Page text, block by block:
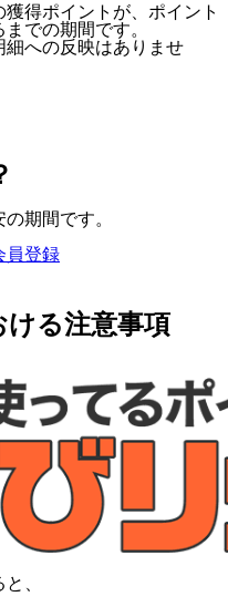
得ポイントが、ポイント
での期間です。
細への反映はありませ
期間です。
員登録
ける注意事項
、